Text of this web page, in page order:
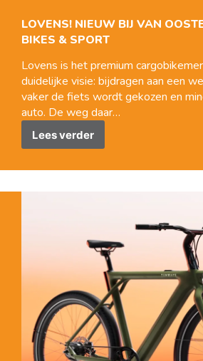
LOVENS! NIEUW BIJ VAN
BIKES & SPORT
Lovens is het premium
duidelijke visie: bijdragen aan een
vaker de fiets wordt gekozen en
auto. De weg daar…
Lees verder
Lovens!
bij